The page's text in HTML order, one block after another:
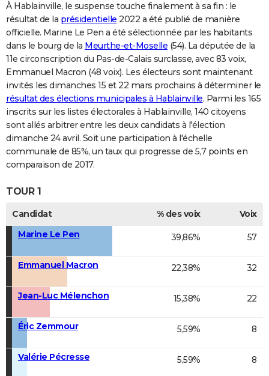
À Hablainville, le suspense touche finalement à sa fin : le
résultat de la présidentielle 2022 a été publié de manière
officielle. Marine Le Pen a été sélectionnée par les habitants
dans le bourg de la Meurthe-et-Moselle (54). La députée de la
11e circonscription du Pas-de-Calais surclasse, avec 83 voix,
Emmanuel Macron (48 voix). Les électeurs sont maintenant
invités les dimanches 15 et 22 mars prochains à déterminer le
résultat des élections municipales à Hablainville. Parmi les 165
inscrits sur les listes électorales à Hablainville, 140 citoyens
sont allés arbitrer entre les deux candidats à l'élection
dimanche 24 avril. Soit une participation à l'échelle
communale de 85%, un taux qui progresse de 5,7 points en
comparaison de 2017.
TOUR 1
Candidat % des voix
Voix
Marine Le Pen
39,86% 57
Emmanuel Macron 22,38% 32
Jean-Luc Mélenchon 15,38% 22
Éric Zemmour 5,59% 8
Valérie Pécresse 5,59% 8